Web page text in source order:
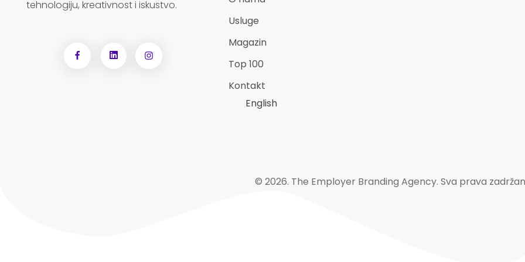
tehnologiju, kreativnost i iskustvo.
Usluge
Magazin
Top 100
Kontakt
English
© 2026. The Employer Branding Agency. Sva prava